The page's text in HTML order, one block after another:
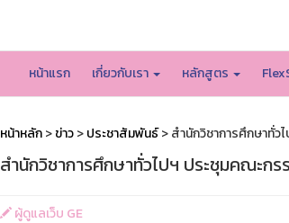
หน้าแรก เกี่ยวกับเรา หลักสูตร
หน้าหลัก>ข่าว>ประชาสัมพันธ์> สำนักวิชาการศึกษาทั่ว
สำนักวิชาการศึกษาทั่วไปฯ ประชุมคณะก
ผู้ดูแลเว็บ GE